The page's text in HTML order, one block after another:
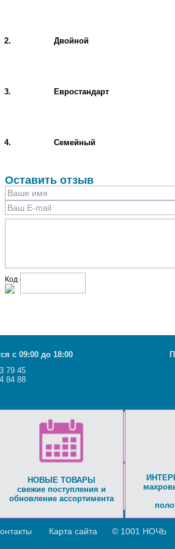
2. Двойной
3. Евростандарт
4. Семейный
Оставить отзыв
Код с рисунка:
Карта сайта © 1001 НОЧЬ
с 09:00 до 18:00
79 45
84 88
НОВЫЕ ТОВАРЫ
свежие поступления и
обновление ассортимента